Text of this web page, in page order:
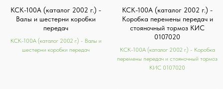
КСК-100А (каталог 2002 г.) -
Валы и шестерни коробки
передач
КСК-100А (каталог 2002 г.) - Валы и
шестерни коробки передач
КСК-100А (каталог 2002 г.) -
Коробка перемены передач и
стояночный тормоз КИС
0107020
КСК-100А (каталог 2002 г.) - Коробка
перемены передач и стояночный тормоз
КИС 0107020